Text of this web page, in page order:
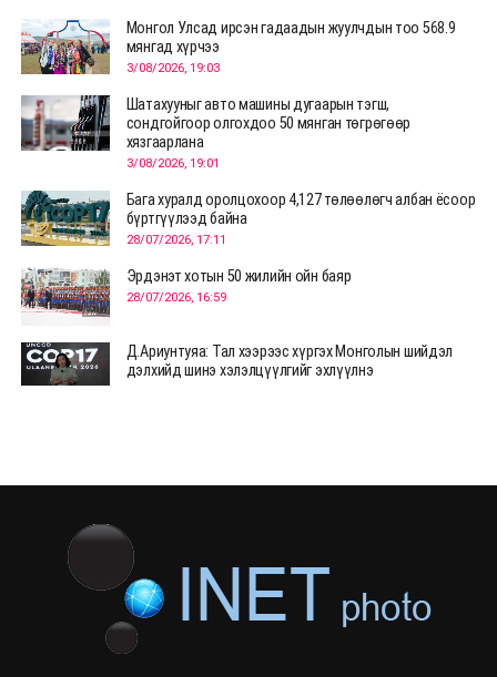
Монгол Улсад ирсэн гадаадын жуулчдын тоо 568.9
мянгад хүрчээ
3/08/2026, 19:03
Шатахууныг авто машины дугаарын тэгш,
сондгойгоор олгохдоо 50 мянган төгрөгөөр
хязгаарлана
3/08/2026, 19:01
Бага хуралд оролцохоор 4,127 төлөөлөгч албан ёсоор
бүртгүүлээд байна
28/07/2026, 17:11
Эрдэнэт хотын 50 жилийн ойн баяр
28/07/2026, 16:59
Д.Ариунтуяа: Тал хээрээс хүргэх Монголын шийдэл
дэлхийд шинэ хэлэлцүүлгийг эхлүүлнэ
28/07/2026, 12:04
ХӨВСГӨЛ Нутгийн зөвлөлөөс МУАЖ Д.Цэрэндарьзавт
2 өрөө байр олгоно
20/07/2026, 19:22